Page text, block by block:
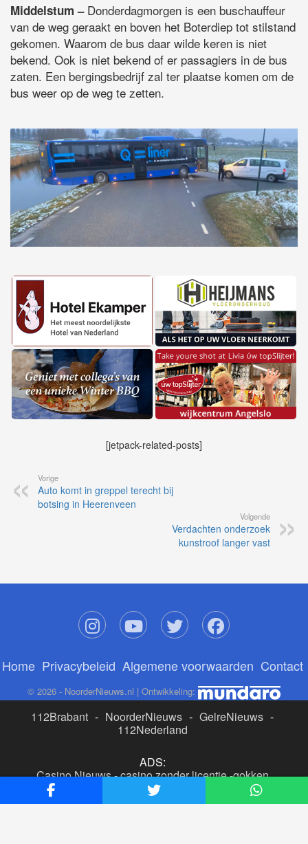
Middelstum –Donderdagmorgen is een buschauffeur
van de weg geraakt en boven het Boterdiep tot stilstand
gekomen. Waarom de bus daar wilde keren is niet
bekend. Ook is niet bekend of er passagiers in de bus
zaten. Een bergingsbedrijf zal ter plaatse komen om de
bus weer op de weg te zetten.
[jetpack-related-posts]
Vorige
Auto komt in greppel terecht bij
botsing in Heerenveen
Volgende
Verdachten onderzoek
kunstroof langer vast
Home Privacybeleid Algemene voorwaarden Contact
© 2026 - NoorderNieuws.nl | Ontwikkeling:
112Brabant - NoorderNieuws - GelreNieuws -
112Nederland
ADS:
Casino Nieuws-casino zonder licentie-gokken
buitenlandse site
beste online casino nederland